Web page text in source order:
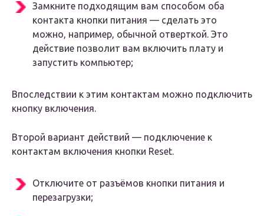
Замкните подходящим вам способом оба
контакта кнопки питания — сделать это
можно, например, обычной отверткой. Это
действие позволит вам включить плату и
запустить компьютер;
Впоследствии к этим контактам можно подключить
кнопку включения.
Второй вариант действий — подключение к
контактам включения кнопки Reset.
Отключите от разъёмов кнопки питания и
перезагрузки;